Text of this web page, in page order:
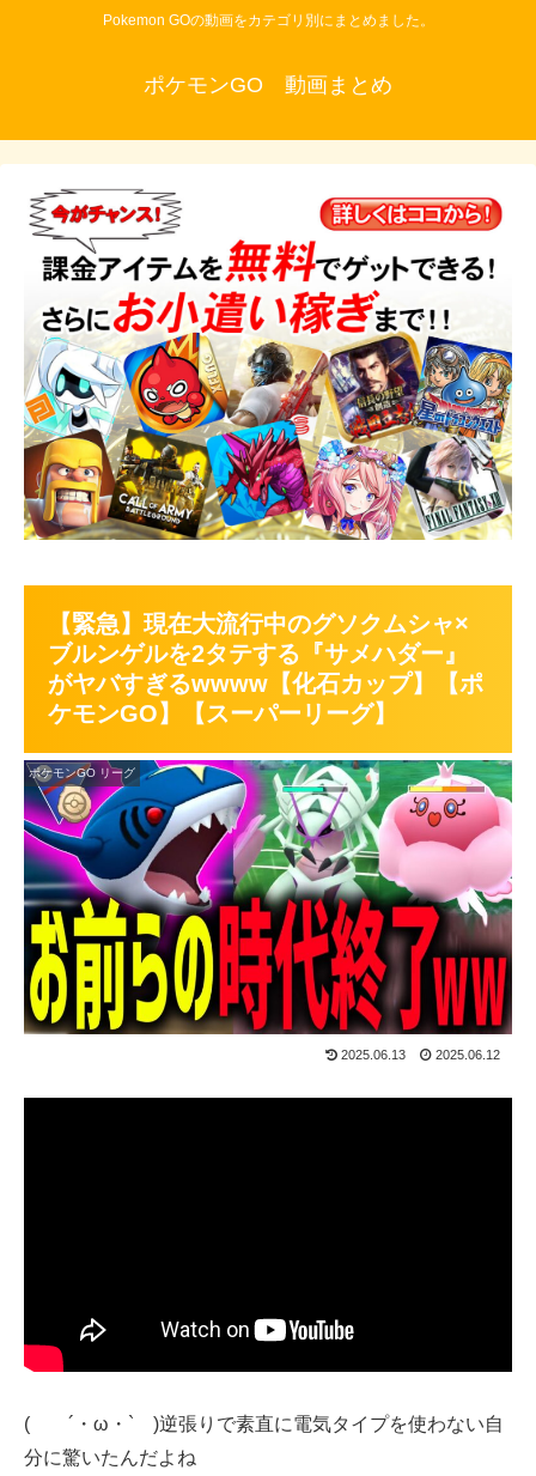
Pokemon GOの動画をカテゴリ別にまとめました。
ポケモンGO 動画まとめ
【緊急】現在大流行中のグソクムシャ×
ブルンゲルを2タテする『サメハダー』
がヤバすぎるwwww【化石カップ】【ポ
ケモンGO】【スーパーリーグ】
ポケモンGO リーグ
2025.06.13 2025.06.12
( ´・ω・` )逆張りで素直に電気タイプを使わない自
分に驚いたんだよね